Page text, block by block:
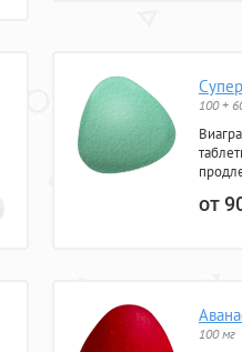
100 +
от
100 мг